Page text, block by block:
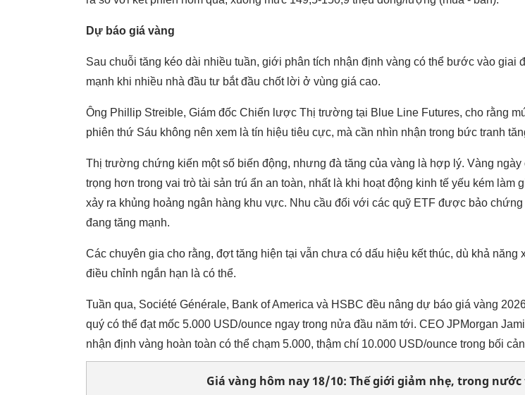
Dự báo giá vàng
Sau chuỗi tăng kéo dài nhiều tuần, giới phân tích nhận định vàng có thể bước vào giai
mạnh khi nhiều nhà đầu tư bắt đầu chốt lời ở vùng giá cao.
Ông Phillip Streible, Giám đốc Chiến lược Thị trường tại Blue Line Futures, cho rằng
phiên thứ Sáu không nên xem là tín hiệu tiêu cực, mà cần nhìn nhận trong bức tranh
Thị trường chứng kiến một số biến động, nhưng đà tăng của vàng là hợp lý. Vàng ngày
trọng hơn trong vai trò tài sản trú ẩn an toàn, nhất là khi hoạt động kinh tế yếu kém làm
xảy ra khủng hoảng ngân hàng khu vực. Nhu cầu đối với các quỹ ETF được bảo chứng
đang tăng mạnh.
Các chuyên gia cho rằng, đợt tăng hiện tại vẫn chưa có dấu hiệu kết thúc, dù khả năng
điều chỉnh ngắn hạn là có thể.
Tuần qua, Société Générale, Bank of America và HSBC đều nâng dự báo giá vàng
quý có thể đạt mốc 5.000 USD/ounce ngay trong nửa đầu năm tới. CEO JPMorgan
nhận định vàng hoàn toàn có thể chạm 5.000, thậm chí 10.000 USD/ounce trong bối
Giá vàng hôm nay 18/10: Thế giới giảm nhẹ, trong nước